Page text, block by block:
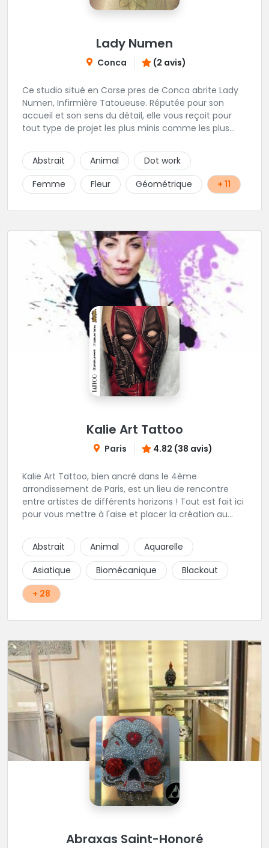
Lady Numen
Conca (2 avis)
Ce studio situé en Corse pres de Conca abrite Lady
Numen, Infirmière Tatoueuse. Réputée pour son
accueil et son sens du détail, elle vous reçoit pour
tout type de projet les plus minis comme les plus
Abstrait
Animal
Dot work
Femme
Fleur Géométrique + 11
Kalie Art Tattoo
Paris 4.82 (38 avis)
Kalie Art Tattoo, bien ancré dans le 4ème
arrondissement de Paris, est un lieu de rencontre
entre artistes de différents horizons ! Tout est fait ici
pour vous mettre à l'aise et placer la création au
Abstrait
Animal
Aquarelle
Asiatique
Biomécanique
Blackout
+ 28
Abraxas Saint-Honoré